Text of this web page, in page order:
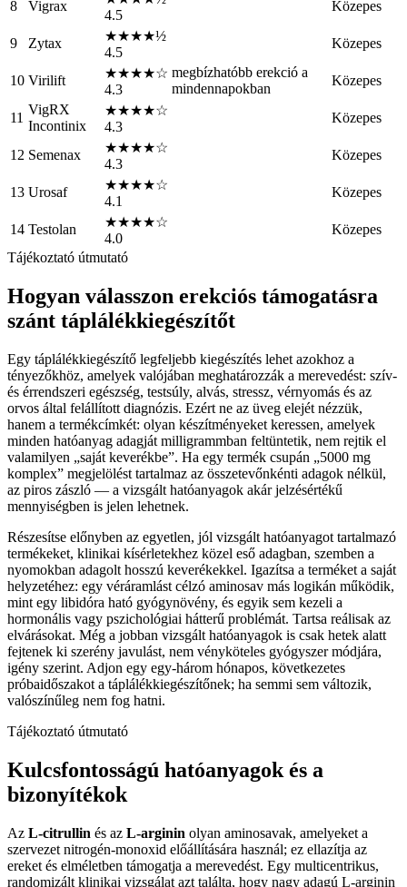
8 Vigrax
4.5
Közepes
9 Zytax
★★★★½
4.5
Közepes
10 Virilift
★★★★☆
4.3
megbízhatóbb erekció a
mindennapokban
Közepes
11
VigRX
Incontinix
★★★★☆
4.3
Közepes
12 Semenax
★★★★☆
4.3
Közepes
13 Urosaf
★★★★☆
4.1
Közepes
14 Testolan
★★★★☆
4.0
Közepes
Tájékoztató útmutató
Hogyan válasszon erekciós támogatásra
szánt táplálékkiegészítőt
Egy táplálékkiegészítő legfeljebb kiegészítés lehet azokhoz a
tényezőkhöz, amelyek valójában meghatározzák a merevedést: szív-
és érrendszeri egészség, testsúly, alvás, stressz, vérnyomás és az
orvos által felállított diagnózis. Ezért ne az üveg elejét nézzük,
hanem a termékcímkét: olyan készítményeket keressen, amelyek
minden hatóanyag adagját milligrammban feltüntetik, nem rejtik el
valamilyen „saját keverékbe”. Ha egy termék csupán „5000 mg
komplex” megjelölést tartalmaz az összetevőnkénti adagok nélkül,
az piros zászló — a vizsgált hatóanyagok akár jelzésértékű
mennyiségben is jelen lehetnek.
Részesítse előnyben az egyetlen, jól vizsgált hatóanyagot tartalmazó
termékeket, klinikai kísérletekhez közel eső adagban, szemben a
nyomokban adagolt hosszú keverékekkel. Igazítsa a terméket a saját
helyzetéhez: egy véráramlást célzó aminosav más logikán működik,
mint egy libidóra ható gyógynövény, és egyik sem kezeli a
hormonális vagy pszichológiai hátterű problémát. Tartsa reálisak az
elvárásokat. Még a jobban vizsgált hatóanyagok is csak hetek alatt
fejtenek ki szerény javulást, nem vényköteles gyógyszer módjára,
igény szerint. Adjon egy egy-három hónapos, következetes
próbaidőszakot a táplálékkiegészítőnek; ha semmi sem változik,
valószínűleg nem fog hatni.
Tájékoztató útmutató
Kulcsfontosságú hatóanyagok és a
bizonyítékok
Az L-citrullin és az L-arginin olyan aminosavak, amelyeket a
szervezet nitrogén-monoxid előállítására használ; ez ellazítja az
ereket és elméletben támogatja a merevedést. Egy multicentrikus,
randomizált klinikai vizsgálat azt találta, hogy nagy adagú L-arginin